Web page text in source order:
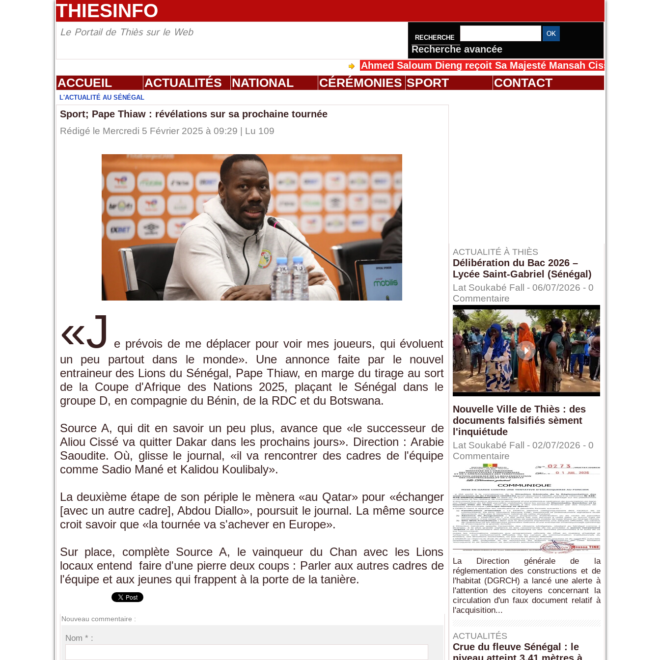
THIESINFO
Le Portail de Thiès sur le Web RECHERCHE
Recherche avancée
Ahmed Saloum Dieng reçoit Sa Majesté Mansah Cissé au Sénégal
ACCUEIL ACTUALITÉS NATIONAL CÉRÉMONIES SPORT CONTACT
L'ACTUALITÉ AU SÉNÉGAL
Sport; Pape Thiaw : révélations sur sa prochaine tournée
Rédigé le Mercredi 5 Février 2025 à 09:29 | Lu 109
«J
e prévois de me déplacer pour voir mes joueurs, qui évoluent
un peu partout dans le monde». Une annonce faite par le nouvel
entraineur des Lions du Sénégal, Pape Thiaw, en marge du tirage au sort
de la Coupe d'Afrique des Nations 2025, plaçant le Sénégal dans le
groupe D, en compagnie du Bénin, de la RDC et du Botswana.
Source A, qui dit en savoir un peu plus, avance que «le successeur de
Aliou Cissé va quitter Dakar dans les prochains jours». Direction : Arabie
Saoudite. Où, glisse le journal, «il va rencontrer des cadres de l'équipe
comme Sadio Mané et Kalidou Koulibaly».
La deuxième étape de son périple le mènera «au Qatar» pour «échanger
[avec un autre cadre], Abdou Diallo», poursuit le journal. La même source
croit savoir que «la tournée va s'achever en Europe».
Sur place, complète Source A, le vainqueur du Chan avec les Lions
locaux entend faire d'une pierre deux coups : Parler aux autres cadres de
l'équipe et aux jeunes qui frappent à la porte de la tanière.
Nouveau commentaire :
Nom * :
ACTUALITÉ À THIÈS
Délibération du Bac 2026 –
Lycée Saint-Gabriel (Sénégal)
Lat Soukabé Fall - 06/07/2026 - 0
Commentaire
Nouvelle Ville de Thiès : des
documents falsifiés sèment
l'inquiétude
Lat Soukabé Fall - 02/07/2026 - 0
Commentaire
La Direction générale de la
réglementation des constructions et de
l'habitat (DGRCH) a lancé une alerte à
l'attention des citoyens concernant la
circulation d'un faux document relatif à
l'acquisition...
ACTUALITÉS
Crue du fleuve Sénégal : le